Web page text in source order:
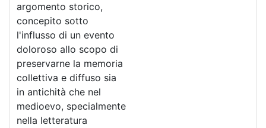
argomento storico,
concepito sotto
l'influsso di un evento
doloroso allo scopo di
preservarne la memoria
collettiva e diffuso sia
in antichità che nel
medioevo, specialmente
nella letteratura